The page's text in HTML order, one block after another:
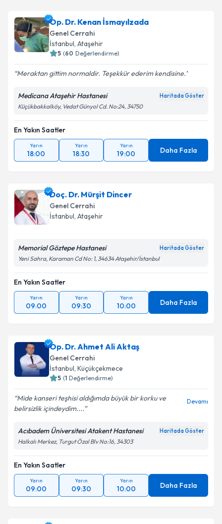
Op. Dr. Kenan İsmayılzada
Genel Cerrahi
İstanbul, Ataşehir
5 (60 Değerlendirme)
Meraktan gittim normaldir. Teşekkür ederim kendisine.
Medicana Ataşehir Hastanesi Haritada Göster
Küçükbakkalköy, Vedat Günyol Cd. No:24, 34750
En Yakın Saatler
Yarın
18:00
Yarın
18:30
Yarın
19:00 Daha Fazla
Doç. Dr. Mürşit Dincer
Genel Cerrahi
İstanbul, Ataşehir
Memorial Göztepe Hastanesi Haritada Göster
Yeni Sahra, Karaman Cd No: 1, 34634 Ataşehir/İstanbul
En Yakın Saatler
Yarın
09:00
Yarın
09:30
Yarın
10:00 Daha Fazla
Op. Dr. Ahmet Ali Aktaş
Genel Cerrahi
İstanbul, Küçükçekmece
5 (1 Değerlendirme)
Mide kanseri teşhisi aldığımda büyük bir korku ve
belirsizlik içindeydim....
Devamı
Acıbadem Üniversitesi Atakent Hastanesi Haritada Göster
Halkalı Merkez, Turgut Özal Blv No:16, 34303
En Yakın Saatler
Yarın
09:00
Yarın
09:30
Yarın
10:00 Daha Fazla